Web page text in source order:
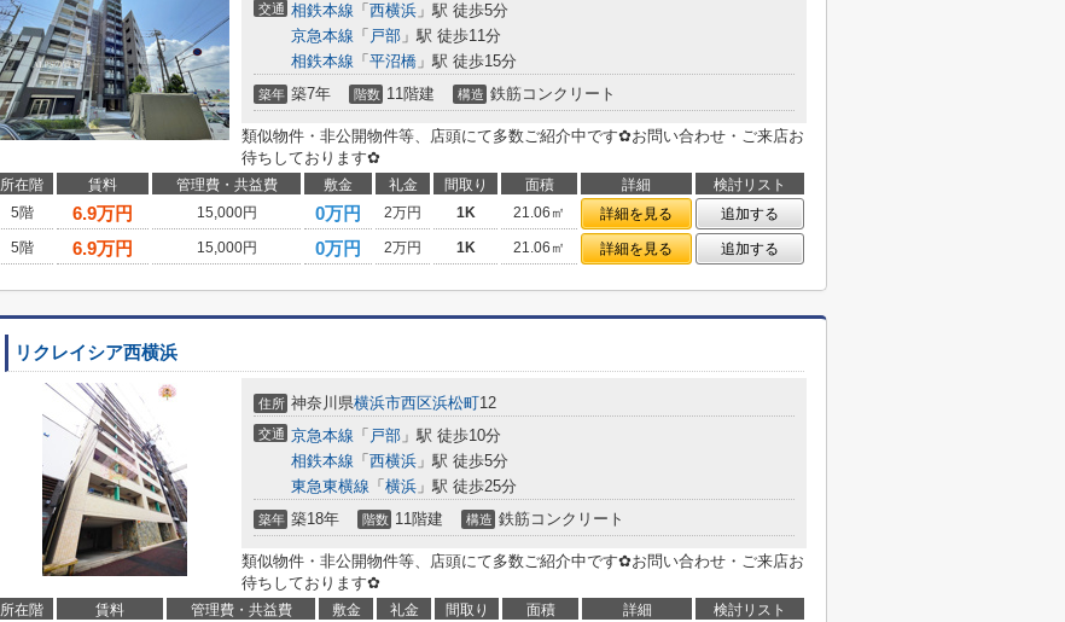
交通 相鉄本線 「 西横浜 」駅 徒歩5分
京急本線 「 戸部 」駅 徒歩11分
相鉄本線 「 平沼橋 」駅 徒歩15分
築年 築7年 階数 11階建 構造 鉄筋コンクリート
類似物件・非公開物件等、店頭にて多数ご紹介中です✿お問い合わせ・ご来店お
待ちしております✿
所在階 賃料 管理費・共益費 敷金 礼金 間取り 面積 詳細
検討リスト
5階
6.9万円 15,000円 0万円 2万円 1K 21.06㎡ 詳細を見る
追加する
5階
6.9万円 15,000円 0万円 2万円 1K 21.06㎡ 詳細を見る 追加する
リクレイシア西横浜
住所 神奈川県横浜市西区浜松町12
交通 京急本線 「 戸部 」駅 徒歩10分
相鉄本線 「 西横浜 」駅 徒歩5分
東急東横線 「 横浜 」駅 徒歩25分
築年 築18年 階数 11階建 構造 鉄筋コンクリート
類似物件・非公開物件等、店頭にて多数ご紹介中です✿お問い合わせ・ご来店お
待ちしております✿
所在階 賃料 管理費・共益費 敷金 礼金 間取り 面積 詳細
検討リスト